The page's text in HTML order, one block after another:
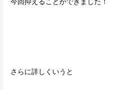
今回抑えることができました！
さらに詳しくいうと